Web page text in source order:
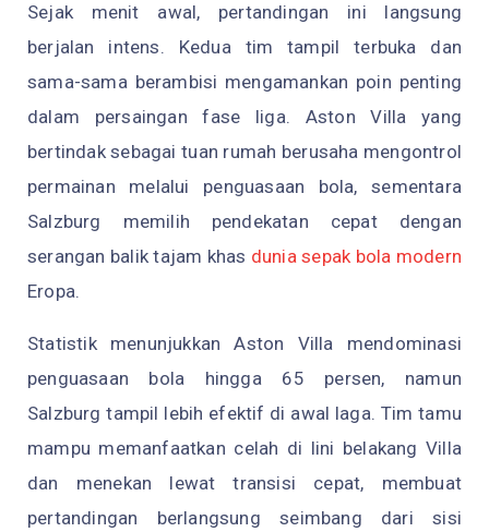
Sejak menit awal, pertandingan ini langsung
berjalan intens. Kedua tim tampil terbuka dan
sama-sama berambisi mengamankan poin penting
dalam persaingan fase liga. Aston Villa yang
bertindak sebagai tuan rumah berusaha mengontrol
permainan melalui penguasaan bola, sementara
Salzburg memilih pendekatan cepat dengan
serangan balik tajam khas dunia sepak bola modern
Eropa.
Statistik menunjukkan Aston Villa mendominasi
penguasaan bola hingga 65 persen, namun
Salzburg tampil lebih efektif di awal laga. Tim tamu
mampu memanfaatkan celah di lini belakang Villa
dan menekan lewat transisi cepat, membuat
pertandingan berlangsung seimbang dari sisi